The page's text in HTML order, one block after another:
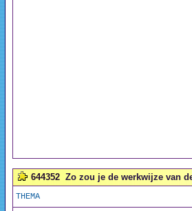
644352 Zo zou je de werkwijze van
THEMA